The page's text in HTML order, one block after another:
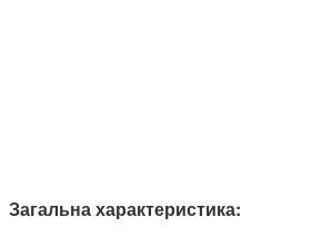
Загальна характеристика: